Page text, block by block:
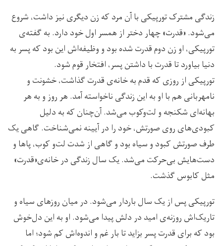
زندگی مشترک تورپیکی با آن مرد که زن دیگری نیز داشت، شروع
می‌شود. «قدرت» چهار دختر از همسر اول خود دارد. به گفته‌ی
تورپیکی، او زن دوم قدرت شده بود و وظیفه‌اش این بود که پسر به
دنیا بیاورد تا قدرت‌ با داشتن پسر، افتخار قوم شود.
تورپیکی از روزی که قدم به خانه‌ی قدرت گذاشت، خشونت و
نامهربانی هم با او به این زندگی ناخواسته آمد. هر روز و به هر
بهانه‌ای شکنجه و لت‌وکوب می‌شد. آن‌چنان که به دلیل
کبودی‌های روی صورتش، خود را در آیینه نمی‌شناخت. گاهی یک
طرف صورتش کبود و سیاه بود و گاهی از شدت لت‌و کوب، پاها و
دست‌هایش بی‌حرکت می‌شد. یک سال زندگی در خانه‌ی«قدرت»
مثل کابوس گذشت.
تورپیکی پس از یک سال باردار می‌شود. در میان روزهای سیاه و
تاریک‌اش روزنه‌ی امید در دلش پیدا می‌شود. او به این دل‌خوش
بود که برای قدرت پسر بزاید تا بار غم و اندوه‌اش کم شود؛ اما